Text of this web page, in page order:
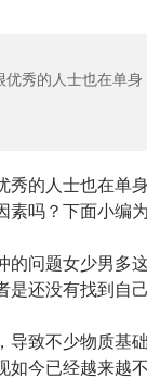
秀的人士也在单
的人士也在单
吗？下面小编
问题女少男多
还没有找到自己
致不少物质基
今已经越来越